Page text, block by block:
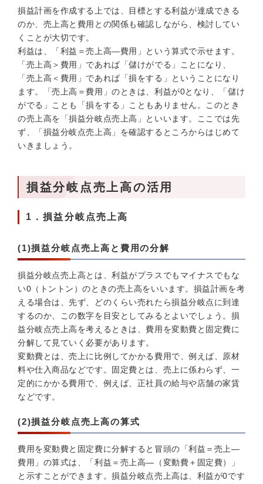
損益計画を作成する上では、目標とする利益が達成できる
のか、売上高と費用との関係も確認しながら、検討してい
くことが大切です。
利益は、「利益＝売上高—費用」という算式で示せます。
「売上高＞費用」であれば「儲けがでる」ことになり、
「売上高＜費用」であれば「損をする」ということになり
ます。「売上高＝費用」のときは、利益が0となり、「儲け
がでる」ことも「損をする」こともありません。このとき
の売上高を「損益分岐点売上高」といいます。ここでは先
ず、「損益分岐点売上高」を確認するところからはじめて
いきましょう。
損益分岐点売上高の活用
1．損益分岐点売上高
(1)損益分岐点売上高と費用の分解
損益分岐点売上高とは、利益がプラスでもマイナスでもな
い0（トントン）のときの売上高をいいます。損益計画を考
える場合は、先ず、どのくらい売れたら損益分岐点に到達
するのか、この数字を目安としてみるとよいでしょう。損
益分岐点売上高を考えるときは、費用を変動費と固定費に
分解して見ていく必要があります。
変動費とは、売上に比例してかかる費用で、例えば、原材
料や仕入商品などです。固定費とは、売上に係わらず、一
定的にかかる費用で、例えば、正社員の給与や店舗の家賃
などです。
(2)損益分岐点売上高の算式
費用を変動費と固定費に分解すると冒頭の「利益＝売上—
費用」の算式は、「利益＝売上高—（変動費＋固定費）」
と示すことができます。損益分岐点売上高は、利益が0です